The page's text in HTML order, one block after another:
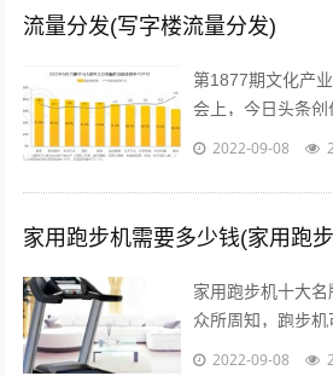
流量分发(写字楼流量分发)
第1877期文化产
会上，今日头条
头条号平台将全面
2022-09-08
家用跑步机需要多少钱(家用跑
家用跑步机十大
众所周知，跑步
配置跑步机的明星
2022-09-08